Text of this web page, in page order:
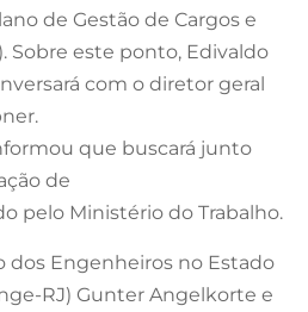
de Gestão de Cargos e
). Sobre este ponto, Edivaldo
com o diretor geral
.
que buscará junto
de
pelo Ministério do Trabalho.
dos Engenheiros no Estado
RJ) Gunter Angelkorte e